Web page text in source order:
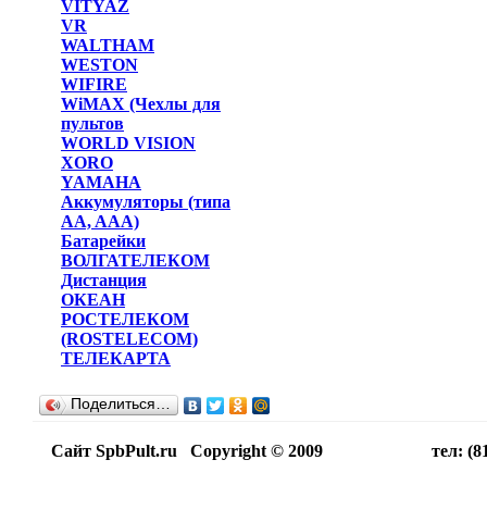
VITYAZ
VR
WALTHAM
WESTON
WIFIRE
WiMAX (Чехлы для
пультов
WORLD VISION
XORO
YAMAHA
Аккумуляторы (типа
AA, AAA)
Батарейки
ВОЛГАТЕЛЕКОМ
Дистанция
ОКЕАН
РОСТЕЛЕКОМ
(ROSTELECOM)
ТЕЛЕКАРТА
Поделиться…
Сайт SpbPult.ru Copyright © 2009 тел: